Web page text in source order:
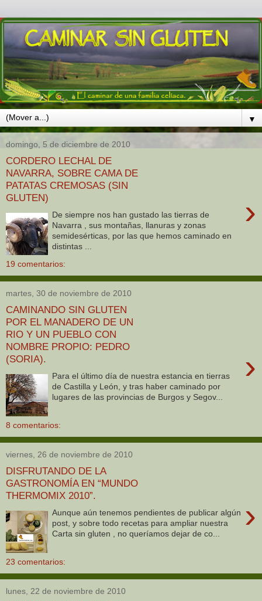
▼
domingo, 5 de diciembre de 2010
CORDERO LECHAL DE
NAVARRA, SOBRE CAMA DE
PATATAS CREMOSAS (SIN
GLUTEN)
›
De siempre nos han gustado las tierras de
Navarra , sus montañas, llanuras y zonas
semidesérticas, por las que hemos caminado en
distintas ...
19 comentarios:
martes, 30 de noviembre de 2010
CAMINANDO SIN GLUTEN
POR EL MANADERO DE UN
RIO Y UN PUEBLO CON
NOMBRE PROPIO: PEDRO
(SORIA).
›
Para el último día de nuestra estancia en tierras
de Castilla y León, y tras haber caminado por
lugares de las provincias de Burgos y Segov...
8 comentarios:
viernes, 26 de noviembre de 2010
DISFRUTANDO DE LA
GASTRONOMÍA EN “MUNDO
THERMOMIX 2010”.
›
Aunque aún tenemos pendientes de publicar algún
post, y sobre todo recetas para ampliar nuestra
Carta sin gluten , no queríamos dejar de co...
23 comentarios:
lunes, 22 de noviembre de 2010